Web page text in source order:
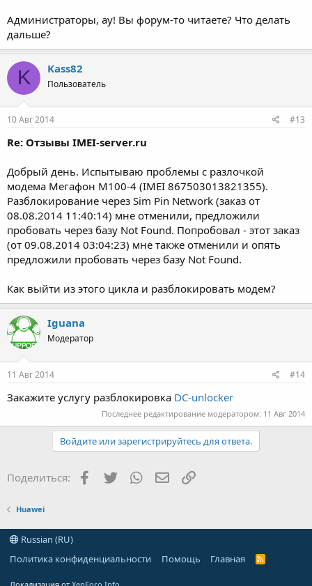
Администраторы, ау! Вы форум-то читаете? Что делать
дальше?
K Kass82
Пользователь
10 Авг 2014 #13
Re: Отзывы IMEI-server.ru
Добрый день. Испытываю проблемы с разлочкой
модема Мегафон М100-4 (IMEI 867503013821355).
Разблокирование через Sim Pin Network (заказ от
08.08.2014 11:40:14) мне отменили, предложили
пробовать через базу Not Found. Попробовал - этот заказ
(от 09.08.2014 03:04:23) мне также отменили и опять
предложили пробовать через базу Not Found.
Как выйти из этого цикла и разблокировать модем?
Iguana
Модератор
11 Авг 2014 #14
Закажите услугу разблокировка DC-unlocker
Последнее редактирование модератором: 11 Авг 2014
Войдите или зарегистрируйтесь для ответа.
Поделиться: Facebook
TwitterWhatsAppЭлектронная почта
Ссылка
Huawei
Russian (RU)
Политика конфиденциальности
Помощь Главная
R